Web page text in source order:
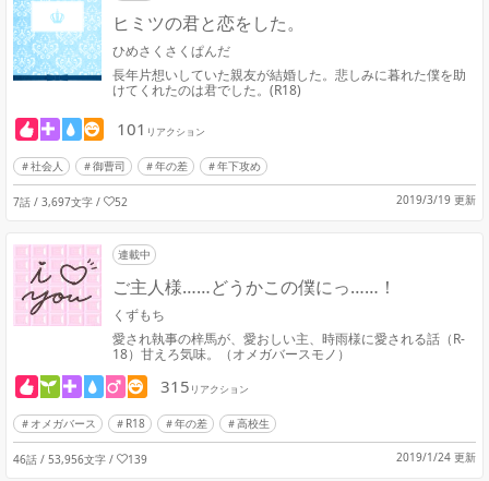
ヒミツの君と恋をした。
ひめさくさくぱんだ
長年片想いしていた親友が結婚した。悲しみに暮れた僕を助
けてくれたのは君でした。(R18)
101 リアクション
社会人 御曹司 年の差 年下攻め
7話 / 3,697文字 / 52 2019/3/19 更新
連載中
ご主人様……どうかこの僕にっ……！
くずもち
愛され執事の梓馬が、愛おしい主、時雨様に愛される話（R-
18）甘えろ気味。（オメガバースモノ）
315 リアクション
オメガバース R18 年の差 高校生
46話 / 53,956文字 / 139 2019/1/24 更新